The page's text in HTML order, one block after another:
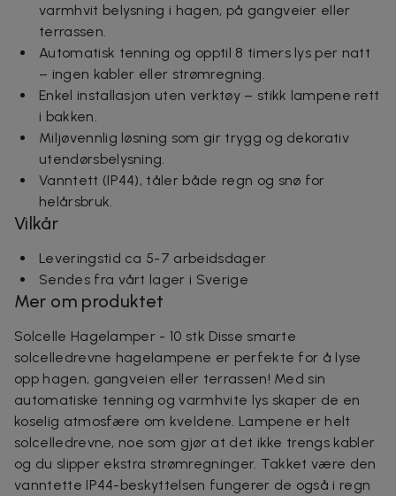
varmhvit belysning i hagen, på gangveier eller
terrassen.
Automatisk tenning og opptil 8 timers lys per natt
– ingen kabler eller strømregning.
Enkel installasjon uten verktøy – stikk lampene rett
i bakken.
Miljøvennlig løsning som gir trygg og dekorativ
utendørsbelysning.
Vanntett (IP44), tåler både regn og snø for
helårsbruk.
Vilkår
Leveringstid ca 5-7 arbeidsdager
Sendes fra vårt lager i Sverige
Mer om produktet
Solcelle Hagelamper - 10 stk Disse smarte
solcelledrevne hagelampene er perfekte for å lyse
opp hagen, gangveien eller terrassen! Med sin
automatiske tenning og varmhvite lys skaper de en
koselig atmosfære om kveldene. Lampene er helt
solcelledrevne, noe som gjør at det ikke trengs kabler
og du slipper ekstra strømregninger. Takket være den
vanntette IP44-beskyttelsen fungerer de også i regn